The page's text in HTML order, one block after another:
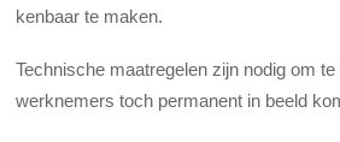
kenbaar te maken.
Technische maatregelen zijn nodig om
werknemers toch permanent in beeld